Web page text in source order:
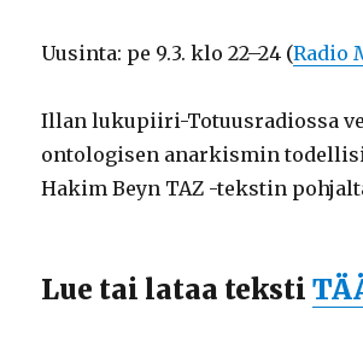
Uusinta: pe 9.3. klo 22–24 (Radio
Illan lukupiiri-Totuusradiossa
ontologisen anarkismin
Hakim Beyn TAZ -tekstin
Lue tai lataa teksti